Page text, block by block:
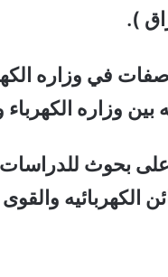
).
في وزاره
بين وزاره
للدراسات
الكهربائيه